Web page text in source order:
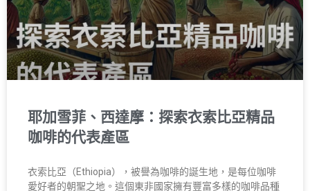
耶加雪菲、西達摩：探索衣索比亞精品
咖啡的代表產區
衣索比亞（Ethiopia），被譽為咖啡的誕生地，是每位咖啡
愛好者的朝聖之地。這個東非國家擁有豐富多樣的咖啡品種